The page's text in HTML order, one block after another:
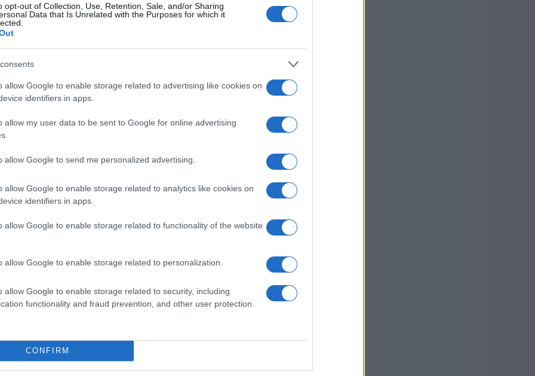
opt-out of Collection, Use, Retention, Sale, and/or Sharing
Data that Is Unrelated with the Purposes for which it
allow Google to enable storage related to advertising like cookies on
identifiers in apps.
allow my user data to be sent to Google for online advertising
allow Google to send me personalized advertising.
allow Google to enable storage related to analytics like cookies on
identifiers in apps.
allow Google to enable storage related to functionality of the website
allow Google to enable storage related to personalization.
allow Google to enable storage related to security, including
functionality and fraud prevention, and other user protection.
CONFIRM
Ad esempio, le storiche Callahan e
luoghi dove si tengono eventi, ma veri e
regalare un tocco di eleganza e autenticità a
immergersi in un ambiente che parla di
la storia ad ogni passo!
i rifugi nei parchi offrono un’opzione
un picnic estivo, con il profumo dell’erba
mentre i tuoi cari si riuniscono per
non solo arricchisce l’esperienza, ma
naturale che circonda Longmont.Quale
nella natura?
ai dettagli e, talvolta, alle pratiche
quartiere, è fondamentale consultare il
necessari. Questo passaggio assicura che
gli organizzatori possano concentrarsi su
memorabile per gli ospiti.Non
per un evento di successo!